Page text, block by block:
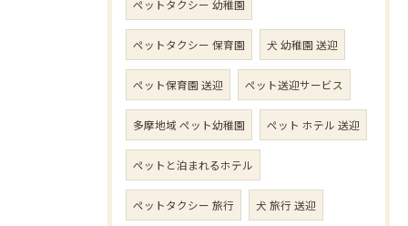
ペットタクシー 幼稚園
ペットタクシー 保育園 犬 幼稚園 送迎
ペット保育園 送迎 ペット送迎サービス
多摩地域 ペット幼稚園 ペット ホテル 送迎
ペットと泊まれるホテル
ペットタクシー 旅行 犬 旅行 送迎